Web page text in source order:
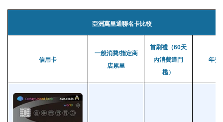
亞洲萬里通聯名卡比較
信用卡
一般消費/指定商
店累里
首刷禮（60天
內消費達門
檻）
年費